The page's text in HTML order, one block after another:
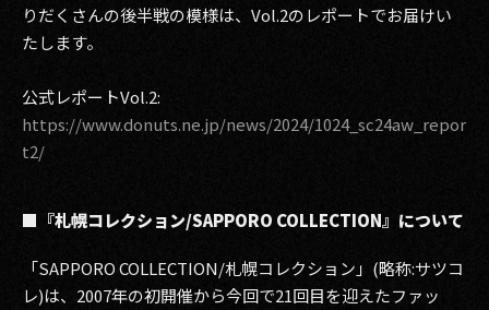
りだくさんの後半戦の模様は、Vol.2のレポートでお届けい
たします。
公式レポートVol.2:
https://www.donuts.ne.jp/news/2024/1024_sc24aw_repor
t2/
■『札幌コレクション/SAPPORO COLLECTION』について
「SAPPORO COLLECTION/札幌コレクション」(略称:サツコ
レ)は、2007年の初開催から今回で21回目を迎えたファッ